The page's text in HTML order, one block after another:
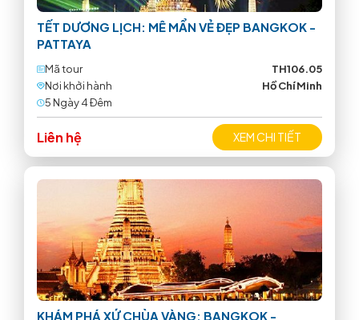
TẾT DƯƠNG LỊCH: MÊ MẨN VẺ ĐẸP BANGKOK -
PATTAYA
Mã tour
TH106.05
Nơi khởi hành
Hồ Chí Minh
5 Ngày 4 Ðêm
Liên hệ XEM CHI TIẾT
KHÁM PHÁ XỨ CHÙA VÀNG: BANGKOK -